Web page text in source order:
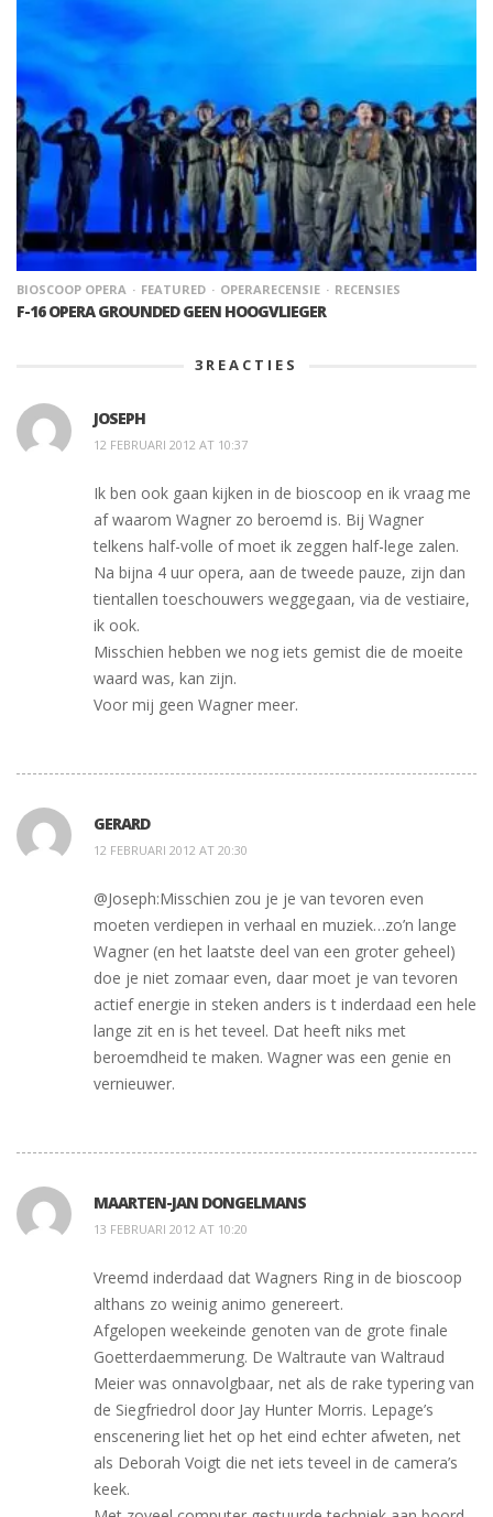
BIOSCOOP OPERA FEATURED OPERARECENSIE RECENSIES
F-16 OPERA GROUNDED GEEN HOOGVLIEGER
3 REACTIES
JOSEPH
12 FEBRUARI 2012 AT 10:37
Ik ben ook gaan kijken in de bioscoop en ik vraag me
af waarom Wagner zo beroemd is. Bij Wagner
telkens half-volle of moet ik zeggen half-lege zalen.
Na bijna 4 uur opera, aan de tweede pauze, zijn dan
tientallen toeschouwers weggegaan, via de vestiaire,
ik ook.
Misschien hebben we nog iets gemist die de moeite
waard was, kan zijn.
Voor mij geen Wagner meer.
GERARD
12 FEBRUARI 2012 AT 20:30
@Joseph:Misschien zou je je van tevoren even
moeten verdiepen in verhaal en muziek…zo’n lange
Wagner (en het laatste deel van een groter geheel)
doe je niet zomaar even, daar moet je van tevoren
actief energie in steken anders is t inderdaad een hele
lange zit en is het teveel. Dat heeft niks met
beroemdheid te maken. Wagner was een genie en
vernieuwer.
MAARTEN-JAN DONGELMANS
13 FEBRUARI 2012 AT 10:20
Vreemd inderdaad dat Wagners Ring in de bioscoop
althans zo weinig animo genereert.
Afgelopen weekeinde genoten van de grote finale
Goetterdaemmerung. De Waltraute van Waltraud
Meier was onnavolgbaar, net als de rake typering van
de Siegfriedrol door Jay Hunter Morris. Lepage’s
enscenering liet het op het eind echter afweten, net
als Deborah Voigt die net iets teveel in de camera’s
keek.